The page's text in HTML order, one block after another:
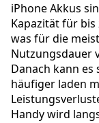
iPhone Akkus
Kapazität für bis
was für die
Nutzungsdauer
Danach kann es
häufiger laden
Handy wird